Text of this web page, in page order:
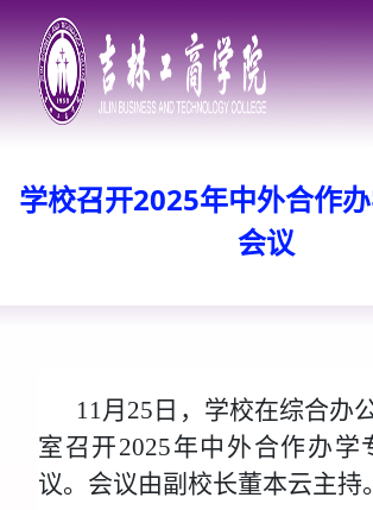
学校召开2025年中外合作
会议
11月25日，学校在综合办
室召开2025年中外合作办学
议。会议由副校长董本云主持。